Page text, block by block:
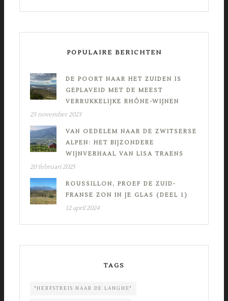
POPULAIRE BERICHTEN
DE POORT NAAR HET ZUIDEN IS
GEPLAVEID MET DE MEEST
VERRUKKELIJKE RHÔNE-WIJNEN
23 november 2023
VAN OEDELEM NAAR DE ZWITSERSE
ALPEN: HET BIJZONDERE
WIJNVERHAAL VAN LISA TRAENS
20 februari 2025
ROUSSILLON, PROEF DE ZUID-
FRANSE ZON IN JE GLAS (DEEL 1)
12 april 2024
TAGS
"HERFSTREIS NAAR DE LANGHE"